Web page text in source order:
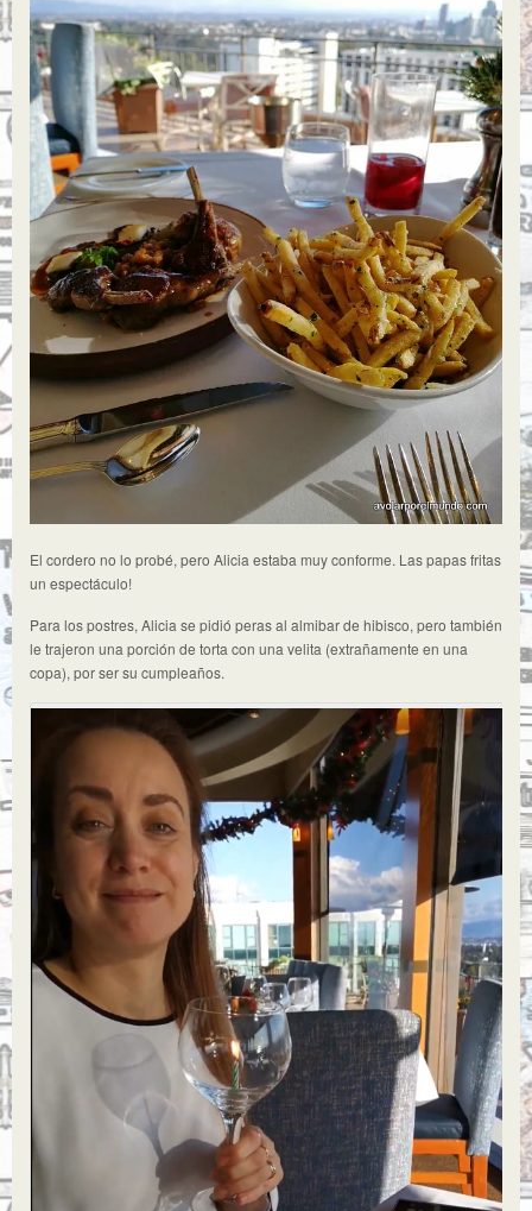
El cordero no lo probé, pero Alicia estaba muy conforme. Las papas fritas
un espectáculo!
Para los postres, Alicia se pidió peras al almibar de hibisco, pero también
le trajeron una porción de torta con una velita (extrañamente en una
copa), por ser su cumpleaños.